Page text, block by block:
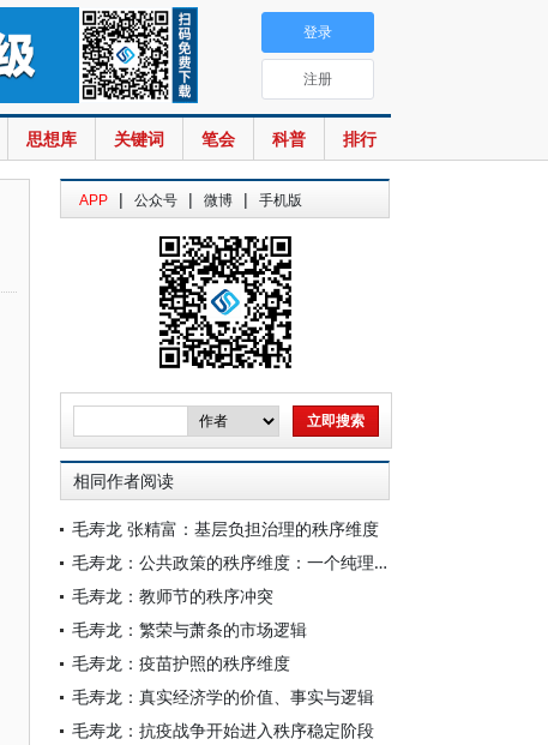
思想库 关键词 笔会 科普 排行
登录
注册
APP | 公众号 | 微博 | 手机版
相同作者阅读
毛寿龙 张精富：基层负担治理的秩序维度
毛寿龙：公共政策的秩序维度：一个纯理论的思考
毛寿龙：教师节的秩序冲突
毛寿龙：繁荣与萧条的市场逻辑
毛寿龙：疫苗护照的秩序维度
毛寿龙：真实经济学的价值、事实与逻辑
毛寿龙：抗疫战争开始进入秩序稳定阶段